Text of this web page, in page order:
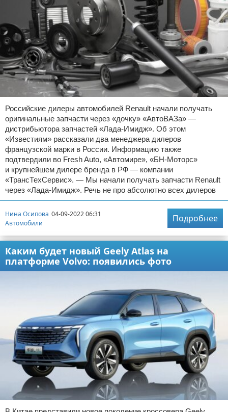
Российские дилеры автомобилей Renault начали получать
оригинальные запчасти через «дочку» «АвтоВАЗа» —
дистрибьютора запчастей «Лада-Имидж». Об этом
«Известиям» рассказали два менеджера дилеров
французской марки в России. Информацию также
подтвердили во Fresh Auto, «Автомире», «БН-Моторс»
и крупнейшем дилере бренда в РФ — компании
«ТрансТехСервис». — Мы начали получать запчасти Renault
через «Лада-Имидж». Речь не про абсолютно всех дилеров
Нина Осипова 04-09-2022 06:31
Автомобили
Подробнее
Каким будет новый Geely Atlas на
платформе Volvo: появились фото